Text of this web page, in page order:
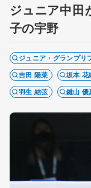
ジュニア中
子の宇野
ジュニア・グランプリ
吉田 陽菜
坂本 花
羽生 結弦
鍵山 優